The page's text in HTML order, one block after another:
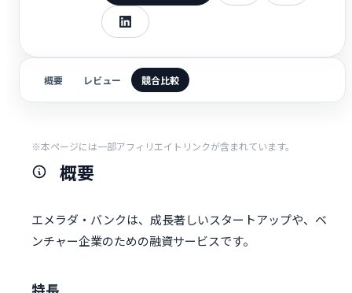
概要 レビュー 競合比較
※本ページには一部アフィリエイトリンクが含まれています。
概要
エメラダ・バンクは、成長著しいスタートアップや、ベ
ンチャー企業のための融資サービスです。